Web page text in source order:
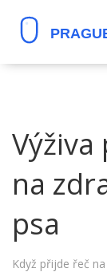
Výživa
na
psa
Když přijde řeč